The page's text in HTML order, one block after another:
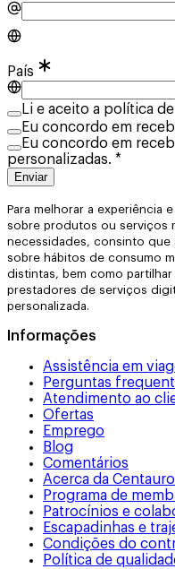
País
Li e aceito a política
Eu concordo em
Eu concordo em
personalizadas. *
Enviar
Para melhorar a experiência
sobre produtos ou serviços
necessidades, consinto que
sobre hábitos de consumo
distintas, bem como
prestadores de serviços
personalizada.
Informações
Assistência em
Perguntas
Atendimento ao
Ofertas
Emprego
Blog
Comentários
Acerca da
Programa de
Patrocínios e
Escapadinhas e
Condições do
Política de